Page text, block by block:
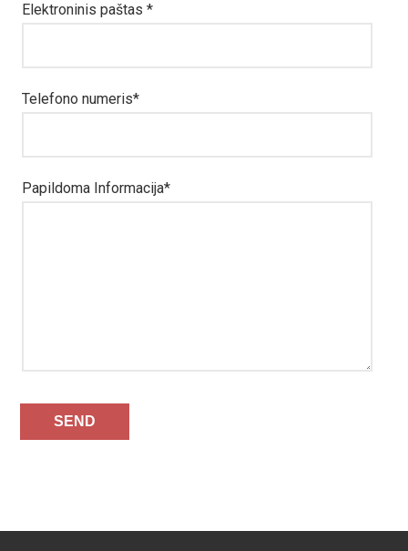
Elektroninis paštas*
Telefono numeris*
Papildoma Informacija*